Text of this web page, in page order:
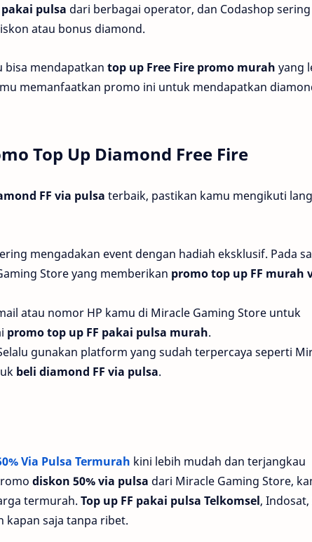
pulsa dari berbagai operator, dan Codashop
atau bonus diamond.
bisa mendapatkan top up Free Fire promo murah yang
memanfaatkan promo ini untuk mendapatkan
Top Up Diamond Free Fire
FF via pulsa terbaik, pastikan kamu mengikuti
mengadakan event dengan hadiah eksklusif. Pada
Store yang memberikan promo top up FF murah
atau nomor HP kamu di Miracle Gaming Store untuk
promo top up FF pakai pulsa murah.
gunakan platform yang sudah terpercaya seperti
beli diamond FF via pulsa.
Via Pulsa Termurah kini lebih mudah dan terjangkau
diskon 50% via pulsa dari Miracle Gaming Store,
termurah. Top up FF pakai pulsa Telkomsel, Indosat,
kapan saja tanpa ribet.